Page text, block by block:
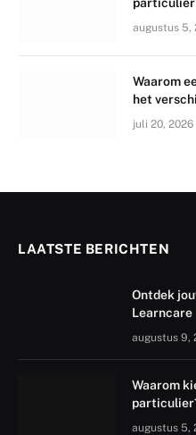
augustus 5,
Waarom
het
juli 20, 2026
LAATSTE BERICHTEN
Ontdek
Learncare
augustus 9,
Waarom
augustus 5,